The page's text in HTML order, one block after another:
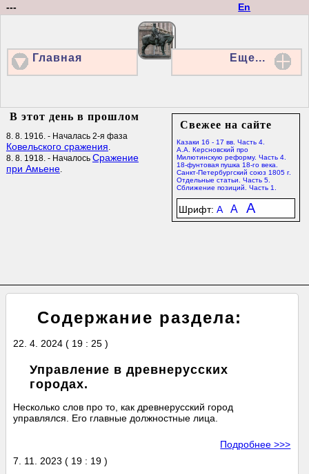
En
---
Главная Еще...
Свежее на сайте
Казаки 16 - 17 вв. Часть 4.
А.А. Керсновский про
Милютинскую реформу. Часть 4.
18-фунтовая пушка 18-го века.
Санкт-Петербургский союз 1805 г.
Отдельные статьи. Часть 5.
Сближение позиций. Часть 1.
Шрифт: A A A
В этот день в прошлом
8. 8. 1916. - Началась 2-я фаза
Ковельского сражения.
8. 8. 1918. - Началось Сражение
при Амьене.
Содержание раздела:
22. 4. 2024 ( 19 : 25 )
Управление в древнерусских
городах.
Несколько слов про то, как древнерусский город
управлялся. Его главные должностные лица.
Подробнее >>>
7. 11. 2023 ( 19 : 19 )